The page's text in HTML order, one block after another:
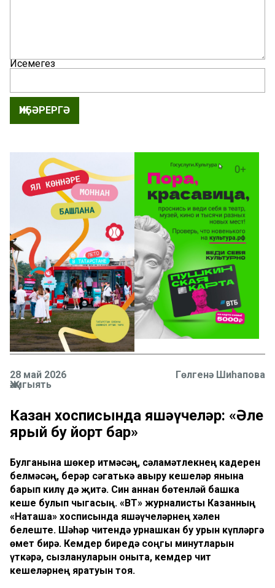
Исемегез
ҖИБӘРЕРГӘ
28 май 2026
Җәмгыять
Гөлгенә Шиһапова
Казан хосписында яшәүчеләр: «Әле
ярый бу йорт бар»
Булганына шөкер итмәсәң, сәламәтлекнең кадерен
белмәсәң, берәр сәгатькә авыру кешеләр янына
барып килү дә җитә. Син аннан бөтенләй башка
кеше булып чыгасың. «ВТ» журналисты Казанның
«Наташа» хосписында яшәүчеләрнең хәлен
белеште. Шәһәр читендә урнашкан бу урын күпләргә
өмет бирә. Кемдер биредә соңгы минутларын
үткәрә, сызлануларын оныта, кемдер чит
кешеләрнең яратуын тоя.